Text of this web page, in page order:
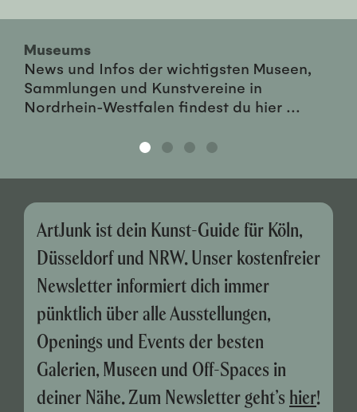
Museums
News und Infos der wichtigsten Museen,
Sammlungen und Kunstvereine in
Nordrhein-Westfalen findest du hier ...
ArtJunk ist dein Kunst-Guide für Köln,
Düsseldorf und NRW. Unser kostenfreier
Newsletter informiert dich immer
pünktlich über alle Ausstellungen,
Openings und Events der besten
Galerien, Museen und Off-Spaces in
deiner Nähe. Zum Newsletter geht’s hier!